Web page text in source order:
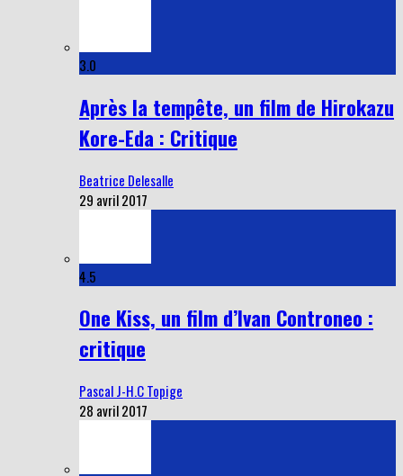
3.0
Après la tempête, un film de Hirokazu
Kore-Eda : Critique
Beatrice Delesalle
29 avril 2017
4.5
One Kiss, un film d’Ivan Controneo :
critique
Pascal J-H.C Topige
28 avril 2017